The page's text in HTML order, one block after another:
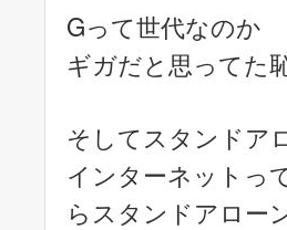
Gって世代なのか
ギガだと思ってた
そしてスタンドア
インターネットっ
らスタンドアロ